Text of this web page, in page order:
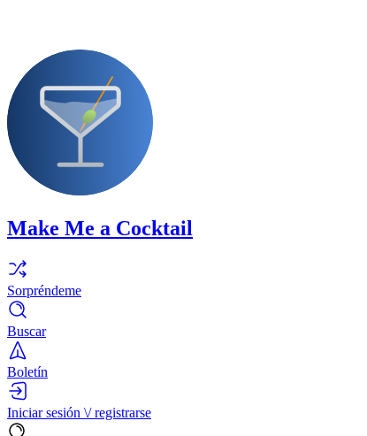
Make Me a Cocktail
Sorpréndeme
Buscar
Boletín
Iniciar sesión \/ registrarse